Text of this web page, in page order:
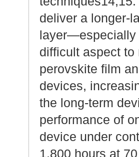
deliver a longer-
layer—especially
difficult aspect to
perovskite film
devices,
the long-term
performance of
device under
1,800 hours at